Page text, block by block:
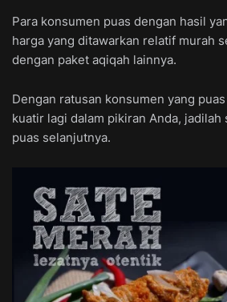
Para konsumen puas dengan hasil
harga yang ditawarkan relatif murah
dengan paket aqiqah lainnya.
Dengan ratusan konsumen yang
kuatir lagi dalam pikiran Anda, jadilah
puas selanjutnya.